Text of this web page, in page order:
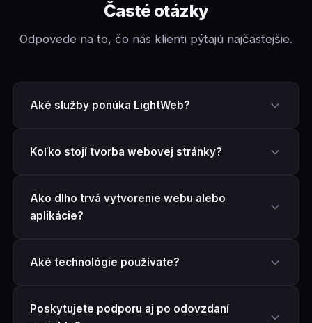
Časté otázky
Odpovede na to, čo nás klienti pýtajú najčastejšie.
Aké služby ponúka LightWeb?
Koľko stojí tvorba webovej stránky?
Ako dlho trvá vytvorenie webu alebo
aplikácie?
Aké technológie používate?
Poskytujete podporu aj po odovzdaní